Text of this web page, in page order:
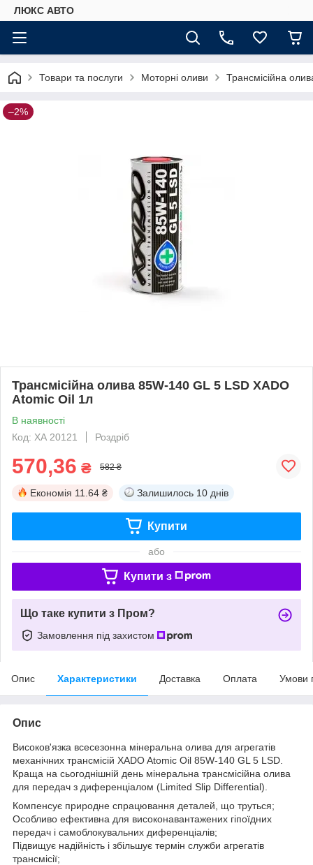
ЛЮКС АВТО
Товари та послуги Моторні оливи Трансмісійна
–2%
Трансмісійна олива 85W-140 GL 5 LSD XADO
Atomic Oil 1л
В наявності
Код: ХА 20121
Роздріб
570,36 ₴ 582 ₴
Економія 11.64 ₴ Залишилось 10 днів
Купити
або
Купити з
Що таке купити з Пром?
Замовлення під захистом
Опис Характеристики Доставка Оплата Умови
Опис
Високов'язка всесезонна мінеральна олива для агрегатів
механічних трансмісій XADO Atomic Oil 85W-140 GL 5 LSD.
Краща на сьогоднішній день мінеральна трансмісійна олива
для передач з диференціалом (Limited Slip Differential).
Компенсує природне спрацювання деталей, що труться;
Особливо ефективна для високонавантажених гіпоїдних
передач і самоблокувальних диференціалів;
Підвищує надійність і збільшує термін служби агрегатів
трансмісії;